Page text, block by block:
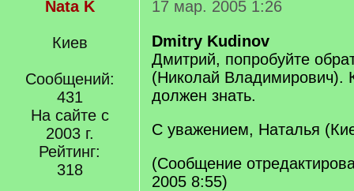
Nata K
Киев
Сообщений:
431
На сайте с
2003 г.
Рейтинг:
318
17 мар. 2005 1:26
Dmitry Kudinov
Дмитрий, попробуйте
(Николай Владимирович).
должен знать.
С уважением, Наталья
(Сообщение
2005 8:55)